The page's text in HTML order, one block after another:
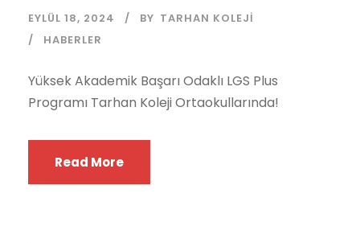
EYLÜL 18, 2024 BY TARHAN KOLEJI
HABERLER
Yüksek Akademik Başarı Odaklı LGS Plus
Programı Tarhan Koleji Ortaokullarında!
Read More